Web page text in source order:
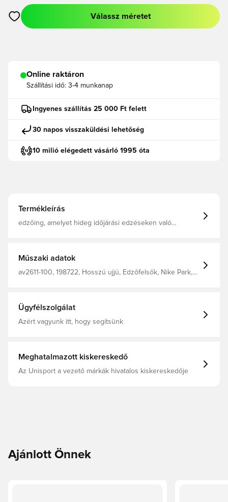
Megnyit egy modált a bejelentkezéshez vagy a tagként való
Válassz méretet
Online raktáron
Szállítási idő: 3-4 munkanap
Ingyenes szállítás 25 000 Ft felett
30 napos visszaküldési lehetőség
10 milió elégedett vásárló 1995 óta
Termékleírás
edzőing, amelyet hideg időjárási edzéseken való
poliészterből készült.
Műszaki adatok
av2611-100, 198722, Hosszú ujjú, Edzőfelsők, Nike Park,
Ügyfélszolgálat
Azért vagyunk itt, hogy segítsünk
Meghatalmazott kiskereskedő
Az Unisport a vezető márkák hivatalos kiskereskedője
Ajánlott Önnek